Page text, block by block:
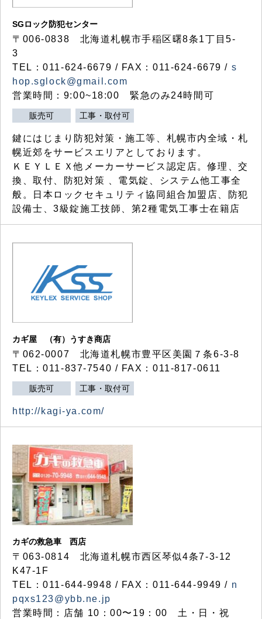
SGロック防犯センター
〒006-0838 北海道札幌市手稲区曙8条1丁目5-
3
TEL：011-624-6679 / FAX：011-624-6679 / s
hop.sglock@gmail.com
営業時間：9:00~18:00 緊急のみ24時間可
販売可 工事・取付可
鍵にはじまり防犯対策・施工等、札幌市内全域・札
幌近郊をサービスエリアとしております。
ＫＥＹＬＥＸ他メーカーサービス認定店。修理、交
換、取付、防犯対策 、電気錠、システム他工事全
般。日本ロックセキュリティ協同組合加盟店、防犯
設備士、3級錠施工技師、第2種電気工事士在籍店
カギ屋 （有）うすき商店
〒062-0007 北海道札幌市豊平区美園７条6-3-8
TEL：011-837-7540 / FAX：011-817-0611
販売可 工事・取付可
http://kagi-ya.com/
カギの救急車 西店
〒063-0814 北海道札幌市西区琴似4条7-3-12
K47-1F
TEL：011-644-9948 / FAX：011-644-9949 / n
pqxs123@ybb.ne.jp
営業時間：店舗 10：00〜19：00 土・日・祝